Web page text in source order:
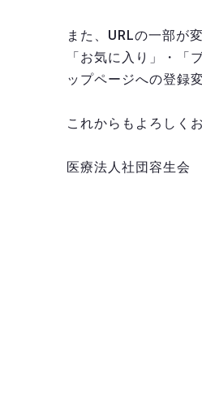
また、URLの一部が
「お気に入り」・「
ップページへの登録
これからもよろしく
医療法人社団容生会